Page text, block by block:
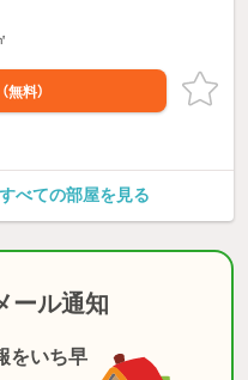
（無料）
べての部屋を見る
ール通知
をいち早